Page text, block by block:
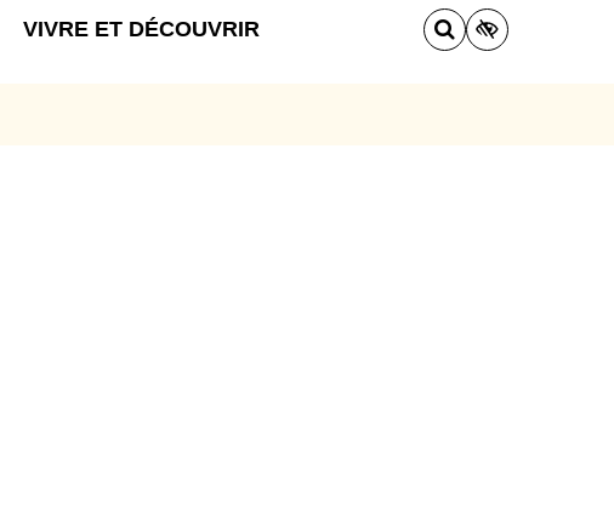
VIVRE ET DÉCOUVRIR